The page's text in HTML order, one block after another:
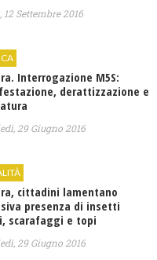
12 Settembre 2016
Interrogazione M5S:
derattizzazione e
29 Giugno 2016
cittadini lamentano
presenza di insetti
scarafaggi e topi
29 Giugno 2016